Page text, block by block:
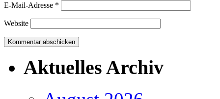
E-Mail-Adresse *
Website
Aktuelles Archiv